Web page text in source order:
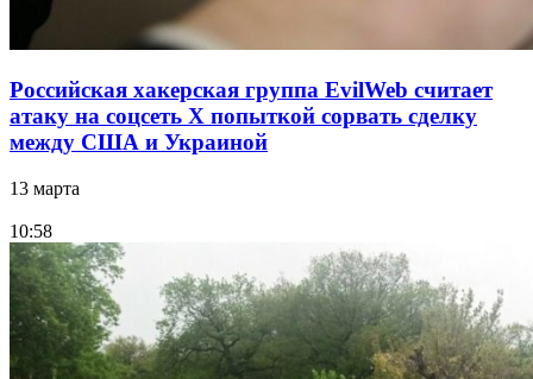
Российская хакерская группа EvilWeb считает
атаку на соцсеть Х попыткой сорвать сделку
между США и Украиной
13 марта
10:58